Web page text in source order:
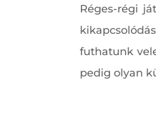
Réges-régi
futhatunk
pedig olyan